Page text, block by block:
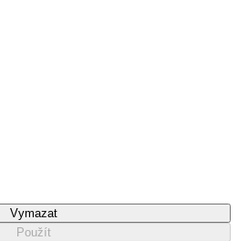
Vymazat
Použít